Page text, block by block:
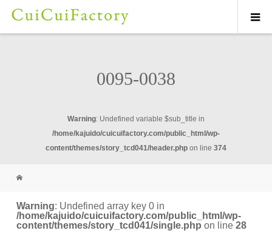
0095-0038
Warning: Undefined variable $sub_title in
/home/kajuido/cuicuifactory.com/public_html/wp-
content/themes/story_tcd041/header.php on line 374
Warning: Undefined array key 0 in
/home/kajuido/cuicuifactory.com/public_html/wp-
content/themes/story_tcd041/single.php on line28